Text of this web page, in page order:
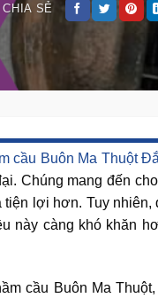
CHIA SẺ
cầu Buôn Ma Thuột
Chúng mang đến
lợi hơn. Tuy
này càng khó khăn
cầu Buôn Ma